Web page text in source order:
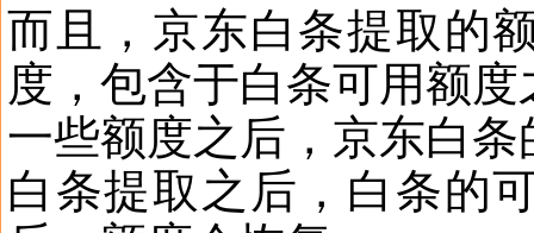
而且，京东白条提取的
度，包含于白条可用额
一些额度之后，京东白
白条提取之后，白条的